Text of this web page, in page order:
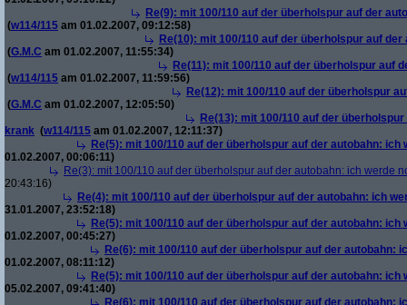
Re(9): mit 100/110 auf der überholspur auf der
(w114/115 am 01.02.2007, 09:12:58)
Re(10): mit 100/110 auf der überholspur auf
(G.M.C am 01.02.2007, 11:55:34)
Re(11): mit 100/110 auf der überholspur auf
(w114/115 am 01.02.2007, 11:59:56)
Re(12): mit 100/110 auf der überholspur
(G.M.C am 01.02.2007, 12:05:50)
Re(13): mit 100/110 auf der
krank (w114/115 am 01.02.2007, 12:11:37)
Re(5): mit 100/110 auf der überholspur auf der autobahn: ich
01.02.2007, 00:06:11)
Re(3): mit 100/110 auf der überholspur auf der autobahn: ich werde
20:43:16)
Re(4): mit 100/110 auf der überholspur auf der autobahn: ich
31.01.2007, 23:52:18)
Re(5): mit 100/110 auf der überholspur auf der autobahn: ich
01.02.2007, 00:45:27)
Re(6): mit 100/110 auf der überholspur auf der autobahn:
01.02.2007, 08:11:12)
Re(5): mit 100/110 auf der überholspur auf der autobahn: ich
05.02.2007, 09:41:40)
Re(6): mit 100/110 auf der überholspur auf der autobahn: